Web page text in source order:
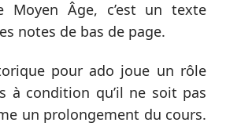
Moyen Âge, c’est un texte
notes de bas de page.
pour ado joue un rôle
à condition qu’il ne soit pas
un prolongement du cours.